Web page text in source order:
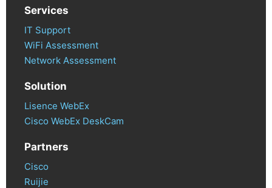
Services
IT Support
WiFi Assessment
Network Assessment
Solution
Lisence WebEx
Cisco WebEx DeskCam
Partners
Cisco
Ruijie